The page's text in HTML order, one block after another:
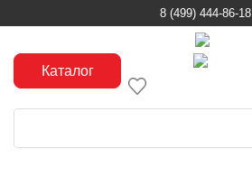
8 (499) 444-86-18
Каталог